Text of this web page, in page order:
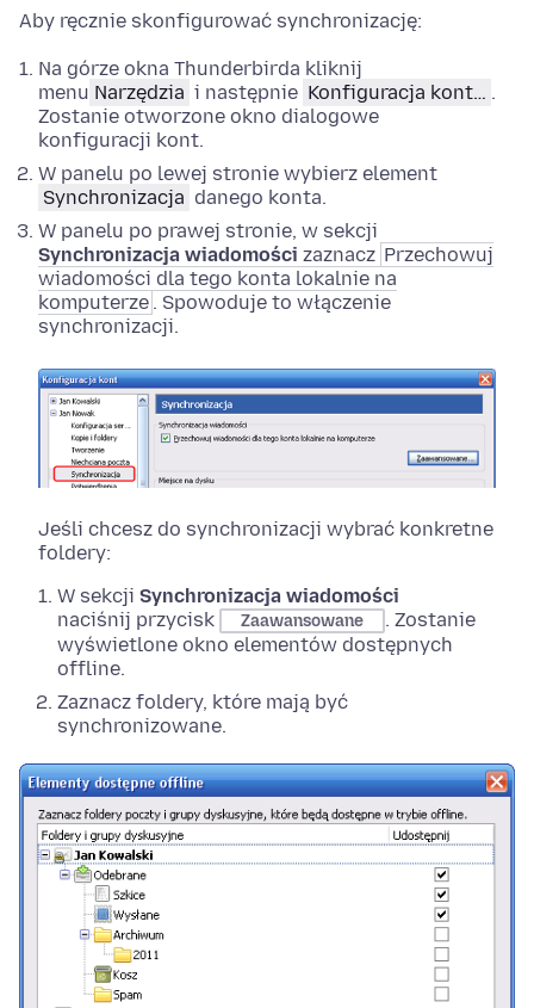
Aby ręcznie skonfigurować synchronizację:
Na górze okna Thunderbirda kliknij
menu Narzędzia i następnie Konfiguracja kont… .
Zostanie otworzone okno dialogowe
konfiguracji kont.
W panelu po lewej stronie wybierz element
Synchronizacja danego konta.
W panelu po prawej stronie, w sekcji
Synchronizacja wiadomości zaznacz Przechowuj
wiadomości dla tego konta lokalnie na
komputerze . Spowoduje to włączenie
synchronizacji.
Jeśli chcesz do synchronizacji wybrać konkretne
foldery:
W sekcji Synchronizacja wiadomości
naciśnij przycisk
Zaawansowane
. Zostanie
wyświetlone okno elementów dostępnych
offline.
Zaznacz foldery, które mają być
synchronizowane.